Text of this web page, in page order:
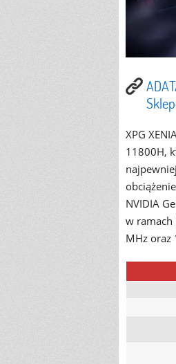
XPG
11800H,
NVIDIA
w ramach
MHz oraz